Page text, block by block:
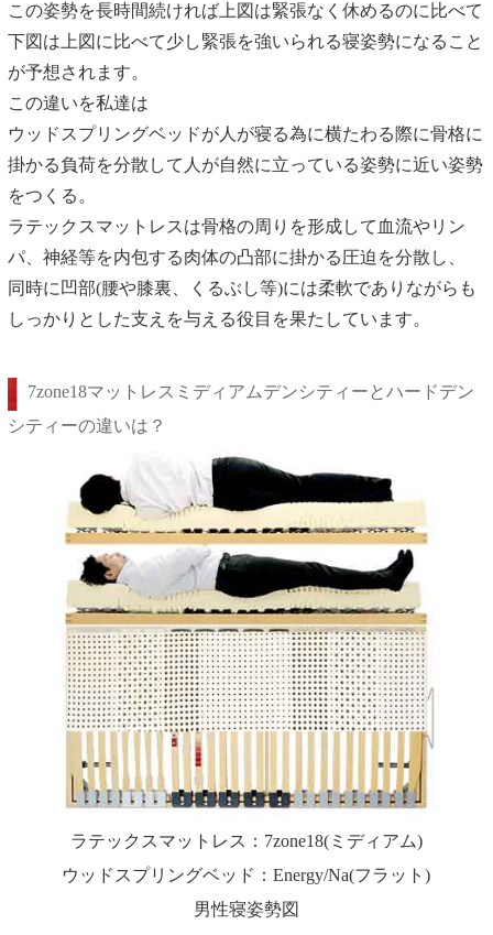
この姿勢を長時間続ければ上図は緊張なく休めるのに比べて
下図は上図に比べて少し緊張を強いられる寝姿勢になること
が予想されます。
この違いを私達は
ウッドスプリングベッドが人が寝る為に横たわる際に骨格に
掛かる負荷を分散して人が自然に立っている姿勢に近い姿勢
をつくる。
ラテックスマットレスは骨格の周りを形成して血流やリン
パ、神経等を内包する肉体の凸部に掛かる圧迫を分散し、
同時に凹部(腰や膝裏、くるぶし等)には柔軟でありながらも
しっかりとした支えを与える役目を果たしています。
7zone18マットレスミディアムデンシティーとハードデン
シティーの違いは？
ラテックスマットレス：7zone18(ミディアム)
ウッドスプリングベッド：Energy/Na(フラット)
男性寝姿勢図